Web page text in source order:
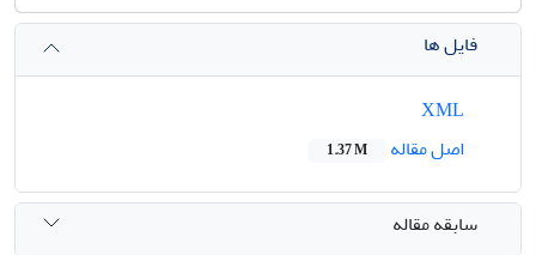
فایل ها
اصل مقاله
1.37 M
سابقه مقاله